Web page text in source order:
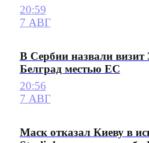
20:59
7 АВГ
В Сербии назвали визит
Белград местью ЕС
20:56
7 АВГ
Маск отказал Киеву в